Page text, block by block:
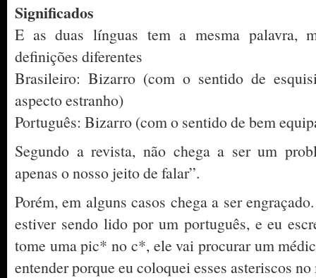
Significados
E as duas línguas tem a mesma palavra,
definições diferentes
Brasileiro: Bizarro (com o sentido de
aspecto estranho)
Português: Bizarro (com o sentido de bem
Segundo a revista, não chega a ser um
apenas o nosso jeito de falar”.
Porém, em alguns casos chega a ser
estiver sendo lido por um português, e eu
tome uma pic* no c*, ele vai procurar um
entender porque eu coloquei esses asteriscos